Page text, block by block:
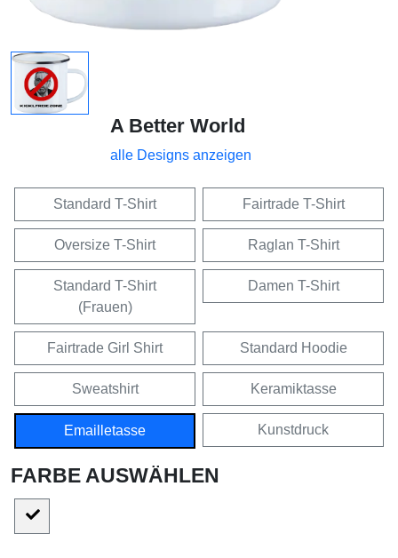
A Better World
alle Designs anzeigen
Standard T-Shirt Fairtrade T-Shirt
Oversize T-Shirt Raglan T-Shirt
Standard T-Shirt
(Frauen)
Damen T-Shirt
Fairtrade Girl Shirt Standard Hoodie
Sweatshirt Keramiktasse
Emailletasse Kunstdruck
FARBE AUSWÄHLEN